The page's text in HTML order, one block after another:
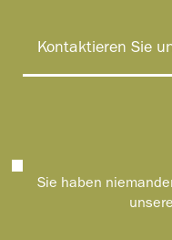
Kontaktieren Sie
Sie haben